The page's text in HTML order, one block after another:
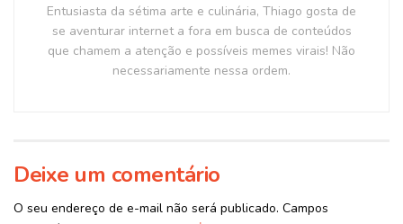
Entusiasta da sétima arte e culinária, Thiago gosta de
se aventurar internet a fora em busca de conteúdos
que chamem a atenção e possíveis memes virais! Não
necessariamente nessa ordem.
Deixe um comentário
O seu endereço de e-mail não será publicado. Campos